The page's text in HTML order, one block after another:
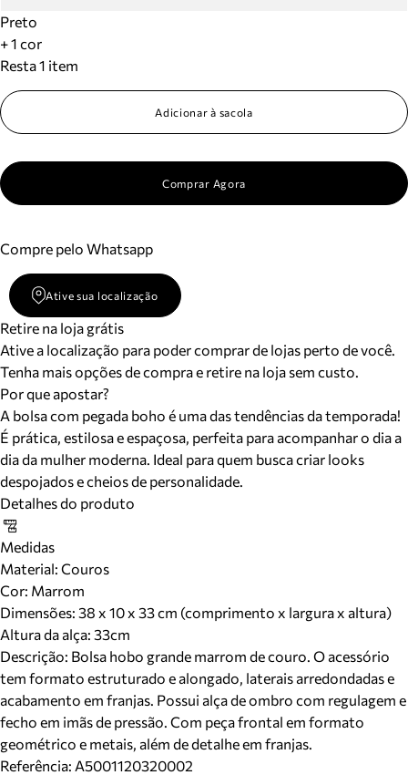
Preto
+ 1 cor
Resta 1 item
Adicionar à sacola
Comprar Agora
Compre pelo Whatsapp
Ative sua localização
Retire na loja grátis
Ative a localização para poder comprar de lojas perto de você.
Tenha mais opções de compra e retire na loja sem custo.
Por que apostar?
A bolsa com pegada boho é uma das tendências da temporada!
É prática, estilosa e espaçosa, perfeita para acompanhar o dia a
dia da mulher moderna. Ideal para quem busca criar looks
despojados e cheios de personalidade.
Detalhes do produto
Medidas
Material: Couros
Cor: Marrom
Dimensões: 38 x 10 x 33 cm (comprimento x largura x altura)
Altura da alça: 33cm
Descrição: Bolsa hobo grande marrom de couro. O acessório
tem formato estruturado e alongado, laterais arredondadas e
acabamento em franjas. Possui alça de ombro com regulagem e
fecho em imãs de pressão. Com peça frontal em formato
geométrico e metais, além de detalhe em franjas.
Referência: A5001120320002